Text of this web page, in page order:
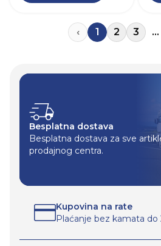
‹ 1 2 3 ...
Besplatna dostava
Besplatna dostava za sve
prodajnog centra.
Kupovina na rate
Plaćanje bez kamata do